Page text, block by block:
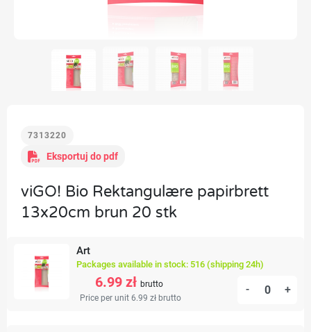
7313220
Eksportuj do pdf
viGO! Bio Rektangulære papirbrett
13x20cm brun 20 stk
Art
Packages available in stock: 516 (shipping 24h)
6.99 zł brutto
Price per unit 6.99 zł brutto
- +